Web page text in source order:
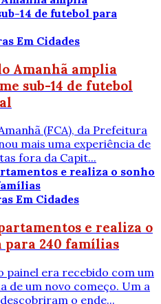
Em Cidades
Amanhã amplia
sub-14 de futebol
(FCA), da Prefeitura
mais uma experiência de
fora da Capit...
Em Cidades
e realiza o
para 240 famílias
painel era recebido com um
de um novo começo. Um a
o ende...